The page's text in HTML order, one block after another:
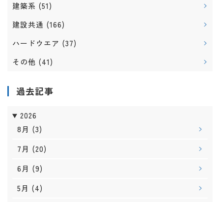
建築系 (51)
建設共通 (166)
ハードウエア (37)
その他 (41)
過去記事
2026
8月 (3)
7月 (20)
6月 (9)
5月 (4)